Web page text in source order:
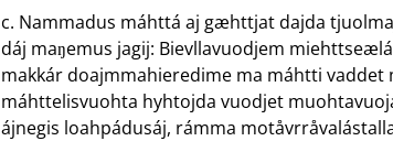
c. Nammadus máhttá aj gæhttjat dajda
dáj maŋemus jagij: Bievllavuodjem
makkár doajmmahieredime ma máhtti
máhttelisvuohta hyhtojda vuodjet
ájnegis loahpádusáj, rámma